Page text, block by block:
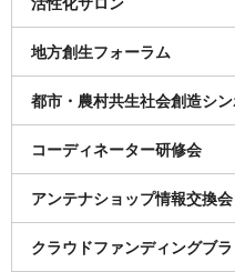
地方創生フォーラム
都市・農村共生社会創造シ
コーディネーター研修会
アンテナショップ情報交換会
クラウドファンディングブ